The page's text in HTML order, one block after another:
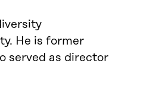
He is former
served as director